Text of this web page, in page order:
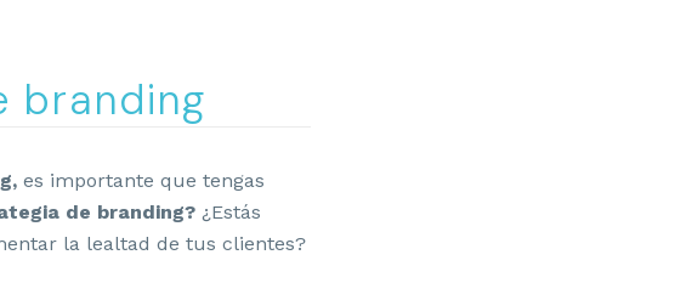
branding
es importante que tengas
de branding? ¿Estás
la lealtad de tus clientes?